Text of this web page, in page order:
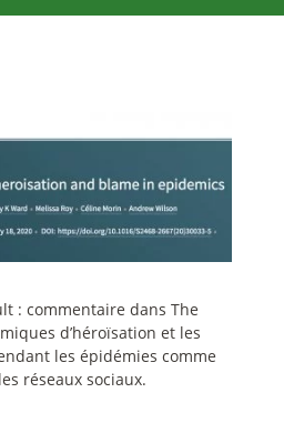
: commentaire dans The
d’héroïsation et les
les épidémies comme
réseaux sociaux.